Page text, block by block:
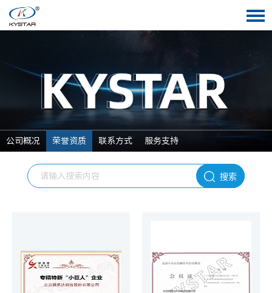
公司概况 荣誉资质 联系方式 服务支持
搜索